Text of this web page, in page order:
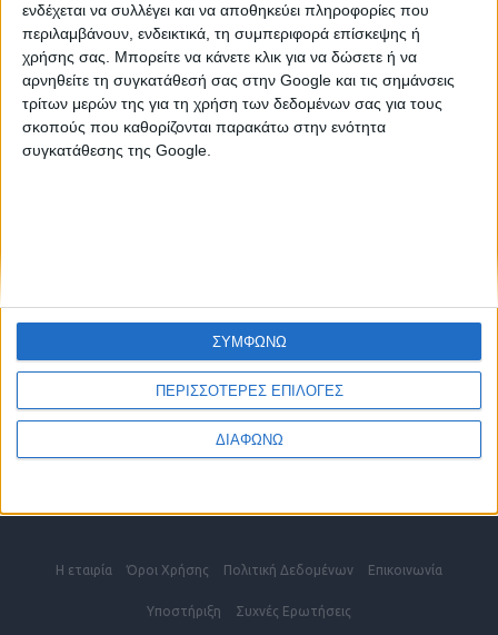
ενδέχεται να συλλέγει και να αποθηκεύει πληροφορίες που
περιλαμβάνουν, ενδεικτικά, τη συμπεριφορά επίσκεψης ή
χρήσης σας. Μπορείτε να κάνετε κλικ για να δώσετε ή να
αρνηθείτε τη συγκατάθεσή σας στην Google και τις σημάνσεις
τρίτων μερών της για τη χρήση των δεδομένων σας για τους
σκοπούς που καθορίζονται παρακάτω στην ενότητα
συγκατάθεσης της Google.
ΠΕΡΙΣΣΟΤΕΡΕΣ ΕΠΙΛΟΓΕΣ
ΔΙΑΦΩΝΩ
ΣΥΜΦΩΝΩ
ΤΗΛΕΦΩΝΙΚΟ ΚΕΝΤΡΟ
ΗΡΑΚΛΕΙΟ - ΛΑΣΙΘΙ
2810 342474
info@kritikes-aggelies.gr
Η εταιρία Όροι Xρήσης Πολιτική Δεδομένων Επικοινωνία
Υποστήριξη Συχνές Eρωτήσεις